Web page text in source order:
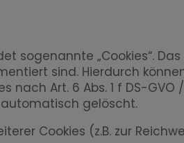
sogenannte „Cookies“.
sind. Hierdurch
Art. 6 Abs. 1 f DS-GVO
automatisch gelöscht.
Cookies (z.B. zur